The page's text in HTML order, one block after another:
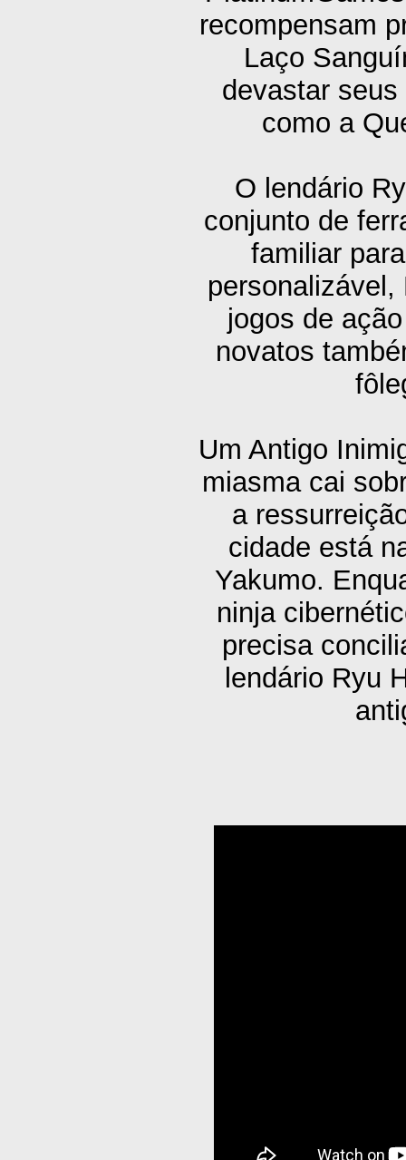
recompensam
Laço
devastar
como a
O lendário
conjunto de
familiar
jogos de
novatos
Um Antigo
miasma cai
a
cidade está
Yakumo.
ninja
precisa
lendário Ryu